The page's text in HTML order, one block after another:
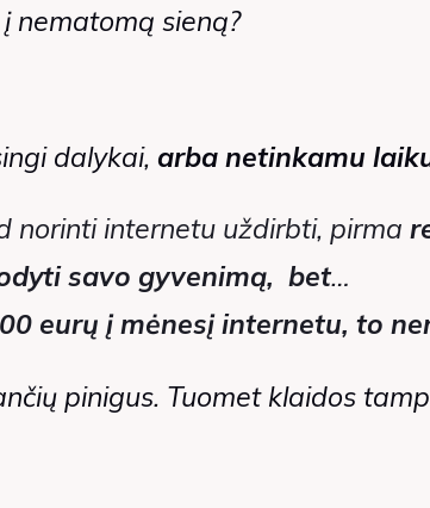
nematomą sieną?
dalykai, arba netinkamu
norinti internetu uždirbti, pirma
savo gyvenimą, bet…
eurų į mėnesį internetu, to
pinigus. Tuomet klaidos